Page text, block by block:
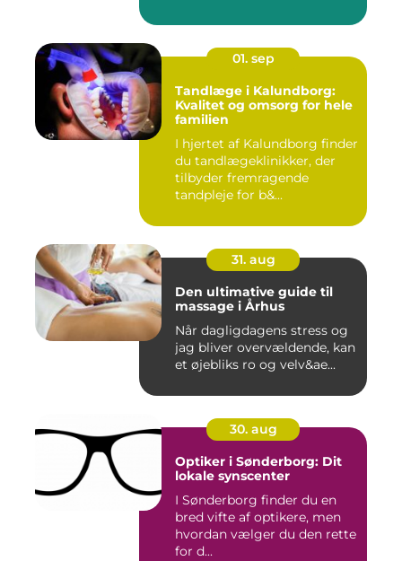
01. sep
Tandlæge i Kalundborg:
Kvalitet og omsorg for hele
familien
I hjertet af Kalundborg finder
du tandlægeklinikker, der
tilbyder fremragende
tandpleje for b&...
31. aug
Den ultimative guide til
massage i Århus
Når dagligdagens stress og
jag bliver overvældende, kan
et øjebliks ro og velv&ae...
30. aug
Optiker i Sønderborg: Dit
lokale synscenter
I Sønderborg finder du en
bred vifte af optikere, men
hvordan vælger du den rette
for d...